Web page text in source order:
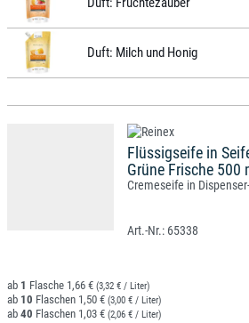
Duft: Milch und Honig
Flüssigseife in
Grüne Frische 500
Cremeseife in
65338
1 1,66 € (3,32 € / Liter)
10 1,50 € (3,00 € / Liter)
40 1,03 € (2,06 € / Liter)